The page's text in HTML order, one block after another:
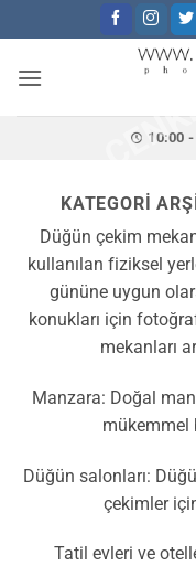
atla
10:00
KATEGORI
Düğün çekim
kullanılan fiziksel
gününe uygun
konukları için
mekanları
Manzara: Doğal
mükemmel
Düğün salonları:
çekimler
Tatil evleri ve